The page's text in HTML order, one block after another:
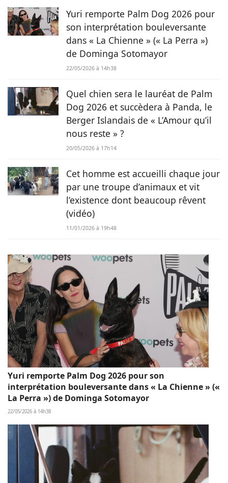
Yuri remporte Palm Dog 2026 pour
son interprétation bouleversante
dans « La Chienne » (« La Perra »)
de Dominga Sotomayor
22/05/2026 à 14h38
Quel chien sera le lauréat de Palm
Dog 2026 et succèdera à Panda, le
Berger Islandais de « L’Amour qu’il
nous reste » ?
20/05/2026 à 17h14
Cet homme est accueilli chaque jour
par une troupe d’animaux et vit
l’existence dont beaucoup rêvent
(vidéo)
11/01/2026 à 19h48
Yuri remporte Palm Dog 2026 pour son
interprétation bouleversante dans « La Chienne » («
La Perra ») de Dominga Sotomayor
22/05/2026 à 14h38